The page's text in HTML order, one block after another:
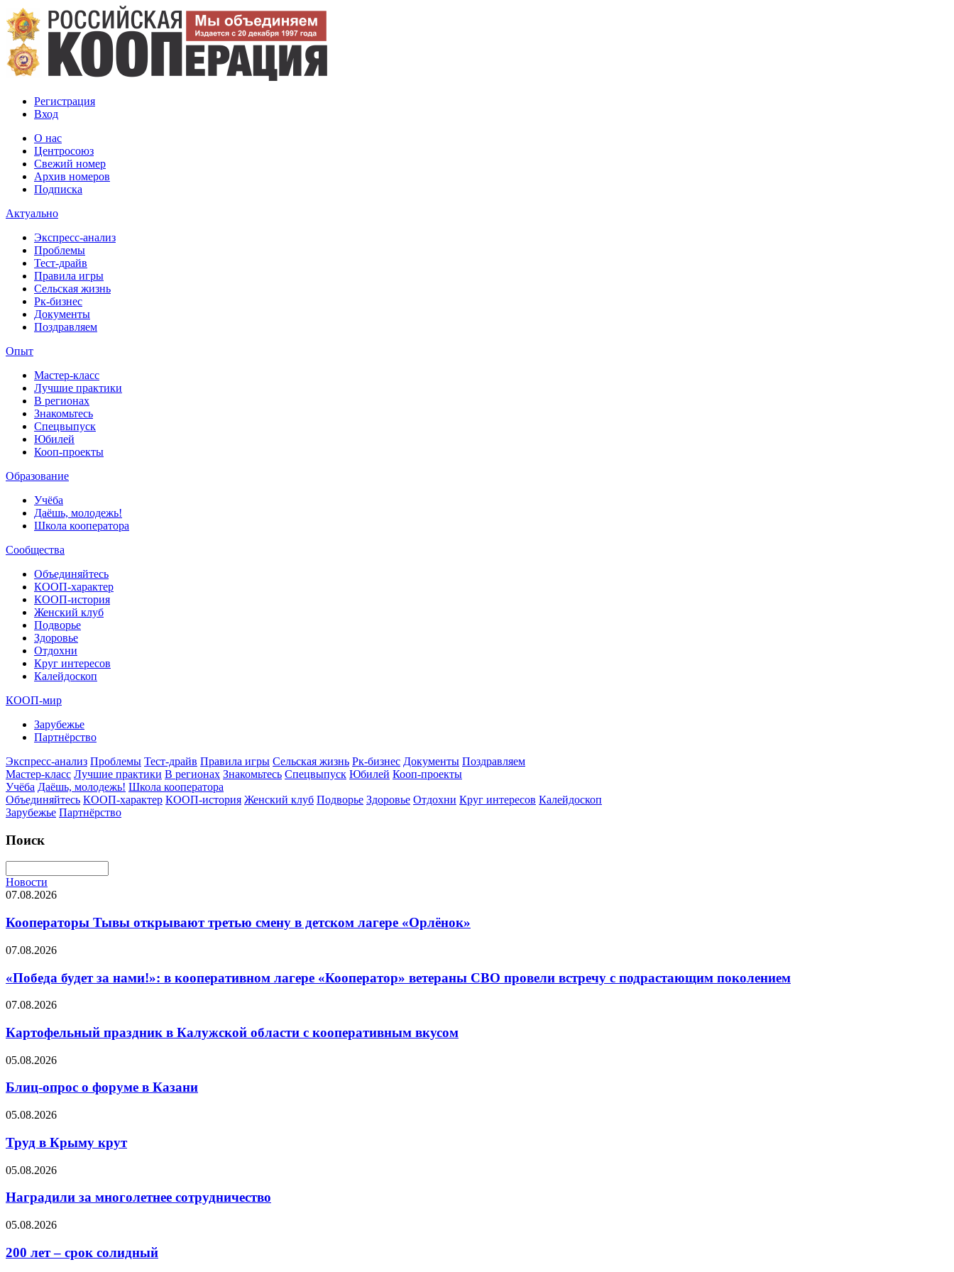
Регистрация
Вход
О нас
Центросоюз
Свежий номер
Архив номеров
Подписка
Актуально
Экспресс-анализ
Проблемы
Тест-драйв
Правила игры
Сельская жизнь
Рк-бизнес
Документы
Поздравляем
Опыт
Мастер-класс
Лучшие практики
В регионах
Знакомьтесь
Спецвыпуск
Юбилей
Кооп-проекты
Образование
Учёба
Даёшь, молодежь!
Школа кооператора
Сообщества
Объединяйтесь
КООП-характер
КООП-история
Женский клуб
Подворье
Здоровье
Отдохни
Круг интересов
Калейдоскоп
КООП-мир
Зарубежье
Партнёрство
Экспресс-анализ Проблемы Тест-драйв Правила игры Сельская жизнь Рк-бизнес Документы Поздравляем
Мастер-класс Лучшие практики В регионах Знакомьтесь Спецвыпуск Юбилей Кооп-проекты
Учёба Даёшь, молодежь! Школа кооператора
Объединяйтесь КООП-характер КООП-история Женский клуб Подворье Здоровье Отдохни Круг интересов Калейдоскоп
Зарубежье Партнёрство
Поиск
Новости
07.08.2026
Кооператоры Тывы открывают третью смену в детском лагере «Орлёнок»
07.08.2026
«Победа будет за нами!»: в кооперативном лагере «Кооператор» ветераны СВО провели встречу с подрастающим поколением
07.08.2026
Картофельный праздник в Калужской области с кооперативным вкусом
05.08.2026
Блиц-опрос о форуме в Казани
05.08.2026
Труд в Крыму крут
05.08.2026
Наградили за многолетнее сотрудничество
05.08.2026
200 лет – срок солидный